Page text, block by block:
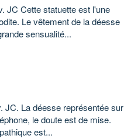
JC Cette statuette est l'une
Le vêtement de la déesse
sensualité...
JC. La déesse représentée sur
le doute est de mise.
est...